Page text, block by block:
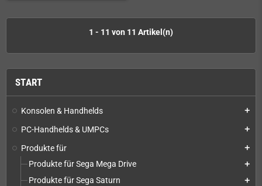
START
Konsolen & Handhelds add
PC-Handhelds & UMPCs add
Produkte für add
Produkte für Sega Mega Drive add
Produkte für Sega Saturn add
1 - 11 von 11 Artikel(n)